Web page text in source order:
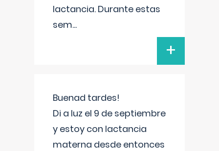
lactancia. Durante estas
sem...
+
Buenad tardes!
Di a luz el 9 de septiembre
y estoy con lactancia
materna desde entonces